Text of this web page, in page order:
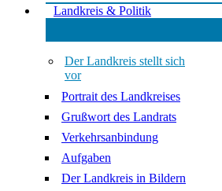
Landkreis & Politik
Der Landkreis stellt sich
vor
Portrait des Landkreises
Grußwort des Landrats
Verkehrsanbindung
Aufgaben
Der Landkreis in Bildern